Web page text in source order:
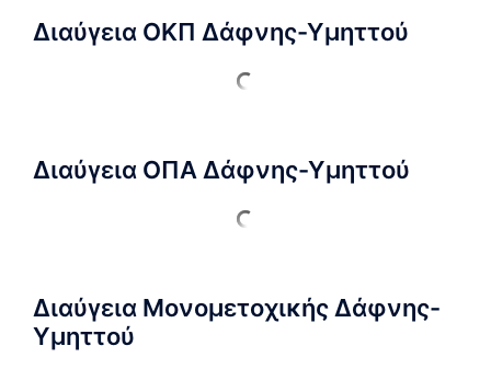
Διαύγεια ΟΚΠ Δάφνης-Υμηττού
Διαύγεια ΟΠΑ Δάφνης-Υμηττού
Διαύγεια Μονομετοχικής Δάφνης-
Υμηττού